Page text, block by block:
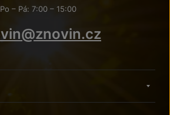
Po – Pá: 7:00 – 15:00